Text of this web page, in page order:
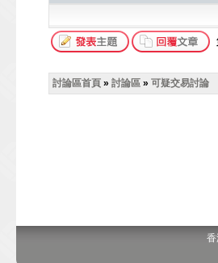
討論區首頁 » 討論區 » 可疑交易討論